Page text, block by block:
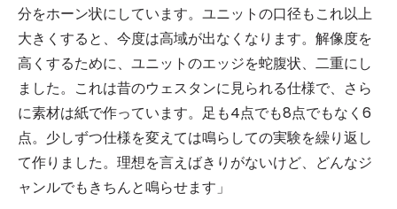
分をホーン状にしています。ユニットの口径もこれ以上
大きくすると、今度は高域が出なくなります。解像度を
高くするために、ユニットのエッジを蛇腹状、二重にし
ました。これは昔のウェスタンに見られる仕様で、さら
に素材は紙で作っています。足も4点でも8点でもなく6
点。少しずつ仕様を変えては鳴らしての実験を繰り返し
て作りました。理想を言えばきりがないけど、どんなジ
ャンルでもきちんと鳴らせます」